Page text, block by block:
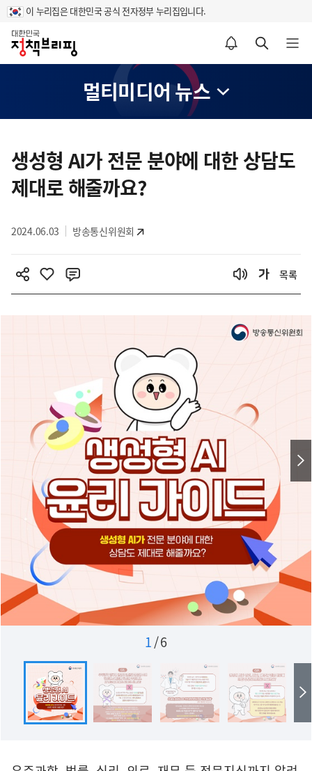
이 누리집은 대한민국 공식 전자정부 누리집입니다.
홈
알림설정 바로가기 검색 바로가기 메뉴 열기
멀티미디어 뉴스
츠
영
생성형 AI가 전문 분야에 대한 상담도
제대로 해줄까요?
2024.06.03 방송통신위원회
목록
1/6